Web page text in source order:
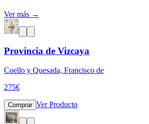
Ver más →
Provincia de Vizcaya
Coello y Quesada, Francisco de
275€
Comprar Ver Producto